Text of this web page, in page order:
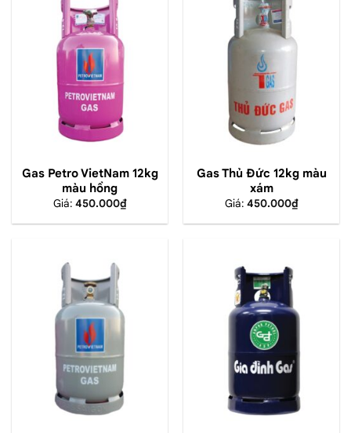
Gas Petro VietNam 12kg
màu hồng
Giá: 450.000₫
Gas Thủ Đức 12kg màu
xám
Giá: 450.000₫